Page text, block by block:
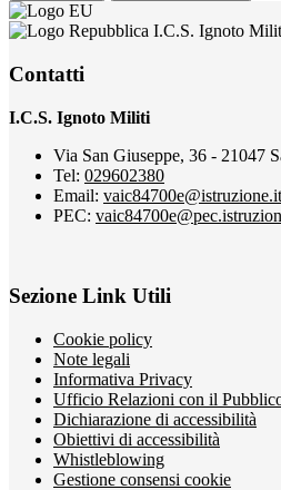
I.C.S. Ignoto
Contatti
I.C.S. Ignoto Militi
Via San Giuseppe, 36 - 21047
Tel: 029602380
Email: vaic84700e@istruzione.it
PEC:
Sezione Link Utili
Cookie policy
Note legali
Informativa Privacy
Ufficio Relazioni con il
Dichiarazione di accessibilità
Obiettivi di accessibilità
Whistleblowing
Gestione consensi cookie